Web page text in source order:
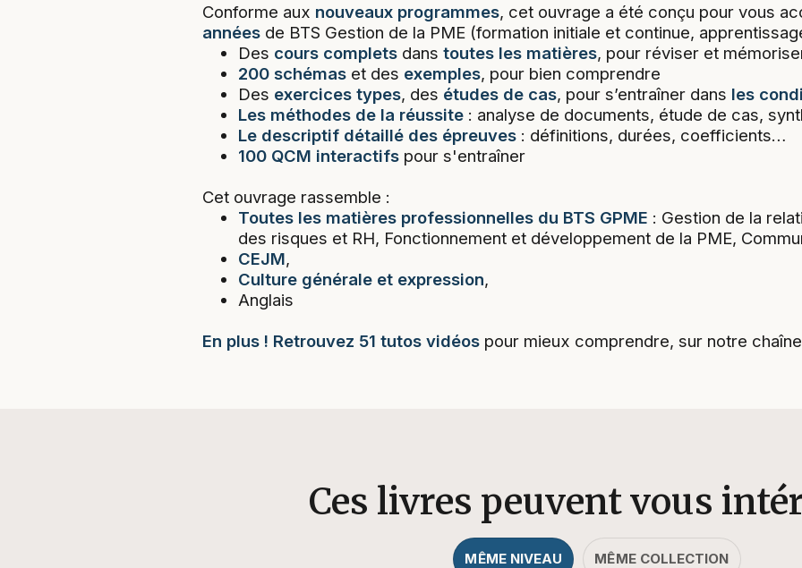
Conforme aux nouveaux programmes, cet ouvrage a été conçu pour vous
annéesde BTS Gestion de la PME (formation initiale et continue,
Des cours completsdans toutes les matières, pour réviser et
200 schémaset des exemples, pour bien comprendre
Des exercices types, des études de cas, pour s’entraîner dans les
Les méthodes de la réussite: analyse de documents, étude de cas,
Le descriptif détaillé des épreuves: définitions, durées, coefficients…
100 QCM interactifspour s'entraîner
Cet ouvrage rassemble :
Toutes les matières professionnelles du BTS GPME : Gestion de la
des risques et RH, Fonctionnement et développement de la PME,
CEJM,
Culture générale et expression,
Anglais
En plus ! Retrouvez 51 tutos vidéos pour mieux comprendre, sur notre
Ces livres peuvent vous
MÊME NIVEAU MÊME COLLECTION